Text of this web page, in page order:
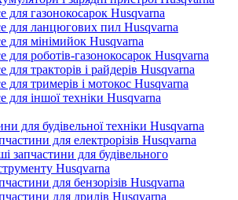
для газонокосарок Husqvarna
для ланцюгових пил Husqvarna
для мінімийок Husqvarna
для роботів-газонокосарок Husqvarna
для тракторів і райдерів Husqvarna
для тримерів і мотокос Husqvarna
для іншої техніки Husqvarna
для будівельної техніки Husqvarna
для електрорізів Husqvarna
запчастини для будівельного
Husqvarna
для бензорізів Husqvarna
для дрилів Husqvarna